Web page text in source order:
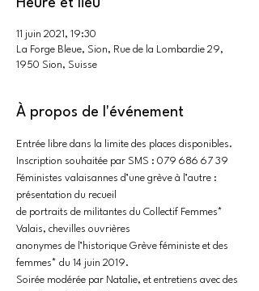
Heure et lieu
11 juin 2021, 19:30
La Forge Bleue, Sion, Rue de la Lombardie 29,
1950 Sion, Suisse
À propos de l'événement
Entrée libre dans la limite des places disponibles.
Inscription souhaitée par SMS : 079 686 67 39
Féministes valaisannes d’une grève à l’autre :
présentation du recueil
de portraits de militantes du Collectif Femmes*
Valais, chevilles ouvrières
anonymes de l’historique Grève féministe et des
femmes* du 14 juin 2019.
Soirée modérée par Natalie, et entretiens avec des